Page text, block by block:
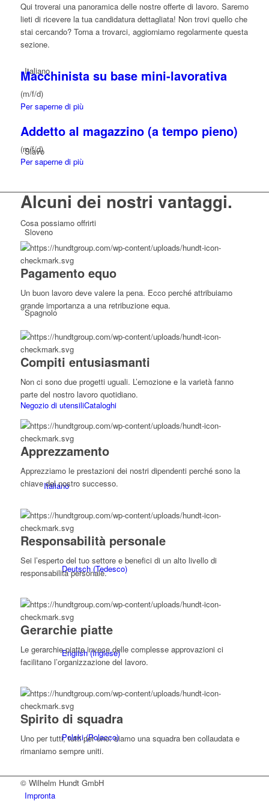
Italiano
Slavo
Sloveno
Spagnolo
Negozio di utensiliCataloghi
Italiano
Deutsch(Tedesco)
English(Inglese)
Polski(Polacco)
Qui troverai una panoramica delle nostre offerte di lavoro. Saremo
lieti di ricevere la tua candidatura dettagliata! Non trovi quello che
stai cercando? Torna a trovarci, aggiorniamo regolarmente questa
sezione.
Macchinista su base mini-lavorativa
(m/f/d)
Per saperne di più
Addetto al magazzino (a tempo pieno)
(m/f/d)
Per saperne di più
Alcuni dei nostri vantaggi.
Cosa possiamo offrirti
Pagamento equo
Un buon lavoro deve valere la pena. Ecco perché attribuiamo
grande importanza a una retribuzione equa.
Compiti entusiasmanti
Non ci sono due progetti uguali. L’emozione e la varietà fanno
parte del nostro lavoro quotidiano.
Apprezzamento
Apprezziamo le prestazioni dei nostri dipendenti perché sono la
chiave del nostro successo.
Responsabilità personale
Sei l’esperto del tuo settore e benefici di un alto livello di
responsabilità personale.
Gerarchie piatte
Le gerarchie piatte invece delle complesse approvazioni ci
facilitano l’organizzazione del lavoro.
Spirito di squadra
Uno per tutti, tutti per uno: siamo una squadra ben collaudata e
rimaniamo sempre uniti.
© Wilhelm Hundt GmbH
Impronta